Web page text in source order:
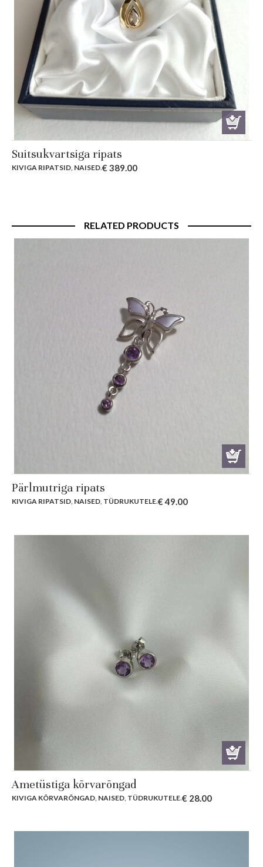
Suitsukvartsiga ripats
KIVIGA RIPATSID NAISED.€ 389.00
RELATED PRODUCTS
Pärlmutriga ripats
KIVIGA RIPATSID, NAISED, TÜDRUKUTELE.€49.00
Ametüstiga kõrvarõngad
KIVIGA KÕRVARÕNGAD NAISED TÜDRUKUTELE.€ 28.00